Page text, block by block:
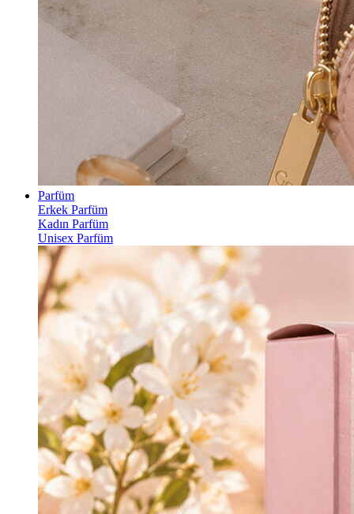
Parfüm
Erkek Parfüm
Kadın Parfüm
Unisex Parfüm